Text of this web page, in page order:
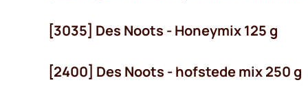
[3035] Des Noots - Honeymix 125 g
[2400] Des Noots - hofstede mix 250 g